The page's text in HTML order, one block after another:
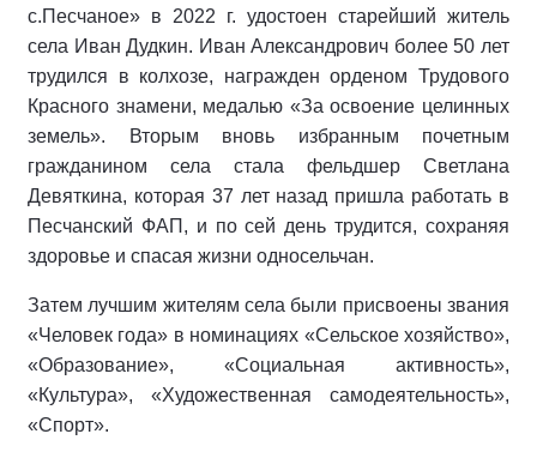
с.Песчаное» в 2022 г. удостоен старейший житель
села Иван Дудкин. Иван Александрович более 50 лет
трудился в колхозе, награжден орденом Трудового
Красного знамени, медалью «За освоение целинных
земель». Вторым вновь избранным почетным
гражданином села стала фельдшер Светлана
Девяткина, которая 37 лет назад пришла работать в
Песчанский ФАП, и по сей день трудится, сохраняя
здоровье и спасая жизни односельчан.
Затем лучшим жителям села были присвоены звания
«Человек года» в номинациях «Сельское хозяйство»,
«Образование», «Социальная активность»,
«Культура», «Художественная самодеятельность»,
«Спорт».